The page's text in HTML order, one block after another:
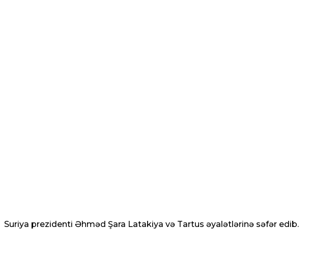
Suriya prezidenti Əhməd Şara Latakiya və Tartus əyalətlərinə səfər edib.